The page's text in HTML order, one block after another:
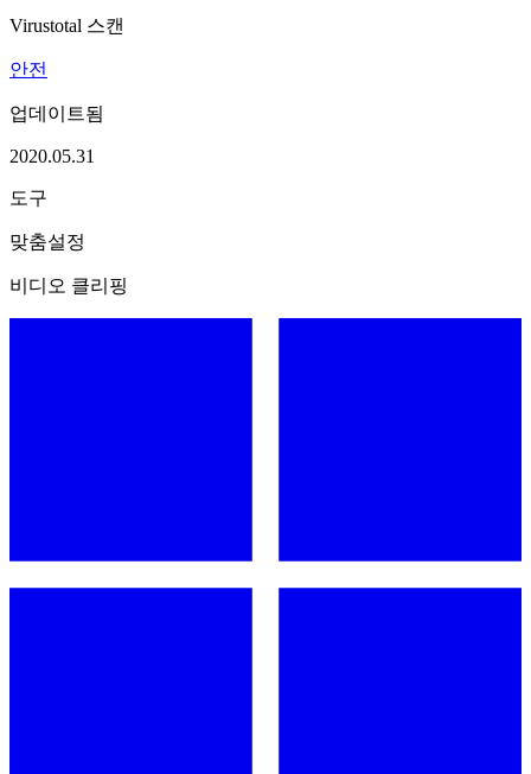
Virustotal 스캔
안전
업데이트됨
2020.05.31
도구
맞춤설정
비디오 클리핑